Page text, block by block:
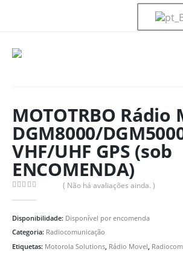
MOTOTRBO Rádio
DGM8000/
VHF/UHF GPS (sob
ENCOMENDA)
( Não há avaliações ainda. )
Disponibilidade: Disponível por encomenda
Categoria: Radiocomunicação
Etiquetas: Motorola Solutions, Rádio Movel,